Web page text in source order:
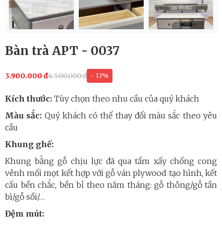
Bàn trà APT - 0037
3.900.000 đ4.500.000 đ - 13%
Kích thước: Tùy chọn theo nhu cầu của quý khách
Màu sắc: Quý khách có thể thay đổi màu sắc theo yêu
cầu
Khung ghế:
Khung bằng gỗ chịu lực đã qua tẩm xấy chống cong
vênh mối mọt kết hợp với gỗ ván plywood tạo hình, kết
cấu bền chắc, bền bỉ theo năm tháng: gỗ thông/gỗ tần
bì/gỗ sồi/…
Đệm mút: